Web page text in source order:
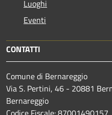
Luoghi
Eventi
CONTATTI
Comune di Bernareggio
Via S. Pertini, 46 - 20881
Bernareggio